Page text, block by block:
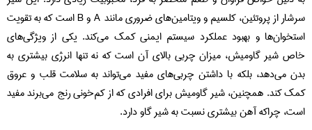
سرشار از پروتئین، کلسیم و ویتامین‌های ضروری مانند A و B است که به تقویت
استخوان‌ها و بهبود عملکرد سیستم ایمنی کمک می‌کند. یکی از ویژگی‌های
خاص شیر گاومیش، میزان چربی بالای آن است که نه تنها انرژی بیشتری به
بدن می‌دهد، بلکه با داشتن چربی‌های مفید می‌تواند به سلامت قلب و عروق
کمک کند. همچنین، شیر گاومیش برای افرادی که از کم‌خونی رنج می‌برند مفید
است، چراکه آهن بیشتری نسبت به شیر گاو دارد.